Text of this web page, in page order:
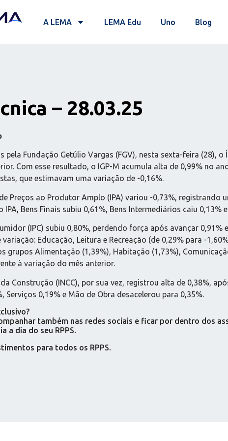
A LEMA LEMA Edu Uno Blog
– 28.03.25
Fundação Getúlio Vargas (FGV), nesta sexta-feira (28),
Com esse resultado, o IGP-M acumula alta de 0,99% no
que estimavam uma variação de -0,16%.
Preços ao Produtor Amplo (IPA) variou -0,73%,
Bens Finais subiu 0,61%, Bens Intermediários caiu
(IPC) subiu 0,80%, perdendo força após avançar
Educação, Leitura e Recreação (de 0,29% para -
grupos Alimentação (1,39%), Habitação (1,73%),
à variação do mês anterior.
Construção (INCC), por sua vez, registrou alta de 0,38%,
Serviços 0,19% e Mão de Obra desacelerou para 0,35%.
também nas redes sociais e ficar por dentro dos
a dia do seu RPPS.
para todos os RPPS.